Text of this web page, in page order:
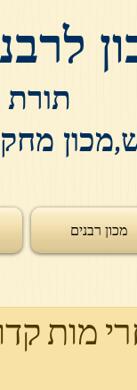
תורת
מכון רבנים
מות